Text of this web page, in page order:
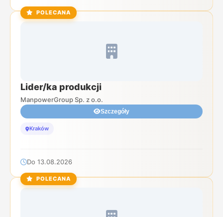
POLECANA
Lider/ka produkcji
ManpowerGroup Sp. z o.o.
Szczegóły
Kraków
Do 13.08.2026
POLECANA